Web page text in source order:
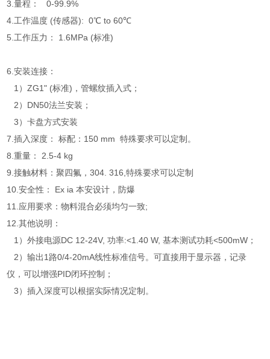
3.量程： 0-99.9%
4. 工作温度 (传感器): 0℃ to 60℃
5. 工作压力： 1.6MPa (标准)
6.安装连接：
1）ZG1" (标准)，管螺纹插入式；
2）DN50法兰安装；
3）卡盘方式安装
7.插入深度： 标配：150 mm 特殊要求可以定制。
8.重量： 2.5-4 kg
9.接触材料：聚四氟，304. 316,特殊要求可以定制
10.安全性： Ex ia 本安设计，防爆
11. 应用要求：物料混合必须均匀一致;
12.其他说明：
1）外接电源DC 12-24V, 功率:<1.40 W, 基本测试功耗<500mW；
2）输出1路0/4-20mA线性标准信号。可直接用于显示器，记录
仪，可以增强PID闭环控制；
3）插入深度可以根据实际情况定制。